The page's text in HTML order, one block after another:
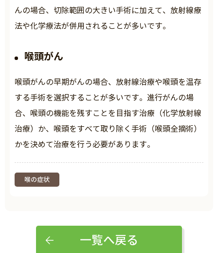
んの場合、切除範囲の大きい手術に加えて、放射線療
法や化学療法が併用されることが多いです。
喉頭がん
喉頭がんの早期がんの場合、放射線治療や喉頭を温存
する手術を選択することが多いです。進行がんの場
合、喉頭の機能を残すことを目指す治療（化学放射線
治療）か、喉頭をすべて取り除く手術（喉頭全摘術）
かを決めて治療を行う必要があります。
喉の症状
一覧へ戻る